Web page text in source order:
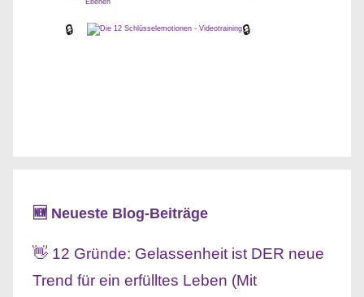
🔒 🔒
🆕 Neueste Blog-Beiträge
👋 12 Gründe: Gelassenheit ist DER neue
Trend für ein erfülltes Leben (Mit